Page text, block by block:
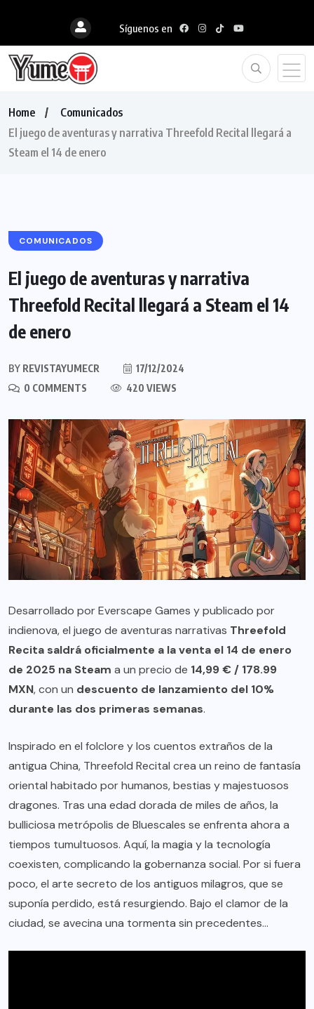
Síguenos en
Home
Comunicados
El juego de aventuras y narrativa Threefold Recital llegará a
Steam el 14 de enero
COMUNICADOS
El juego de aventuras y narrativa
Threefold Recital llegará a Steam el 14
de enero
BY REVISTAYUMECR
17/12/2024
0 COMMENTS
420 VIEWS
Desarrollado por Everscape Games y publicado por
indienova, el juego de aventuras narrativas Threefold
Recita saldrá oficialmente a la venta el 14 de enero
de 2025 na Steam a un precio de 14,99 € / 178.99
MXN, con un descuento de lanzamiento del 10%
durante las dos primeras semanas.
Inspirado en el folclore y los cuentos extraños de la
antigua China, Threefold Recital crea un reino de fantasía
oriental habitado por humanos, bestias y majestuosos
dragones. Tras una edad dorada de miles de años, la
bulliciosa metrópolis de Bluescales se enfrenta ahora a
tiempos tumultuosos. Aquí, la magia y la tecnología
coexisten, complicando la gobernanza social. Por si fuera
poco, el arte secreto de los antiguos milagros, que se
suponía perdido, está resurgiendo. Bajo el clamor de la
ciudad, se avecina una tormenta sin precedentes…